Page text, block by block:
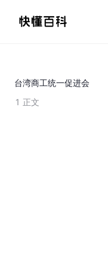
台湾商工统一促进会
1 正文